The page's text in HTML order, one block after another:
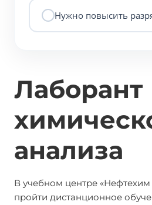
Нужно повысить
Лаборант
анализа
В учебном центре «Нефтехим
пройти дистанционное